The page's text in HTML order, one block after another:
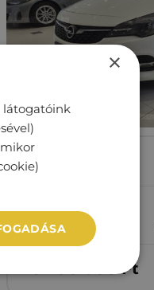
OPEL ASTRA K
136 000 km
Ft
×
látogatóink